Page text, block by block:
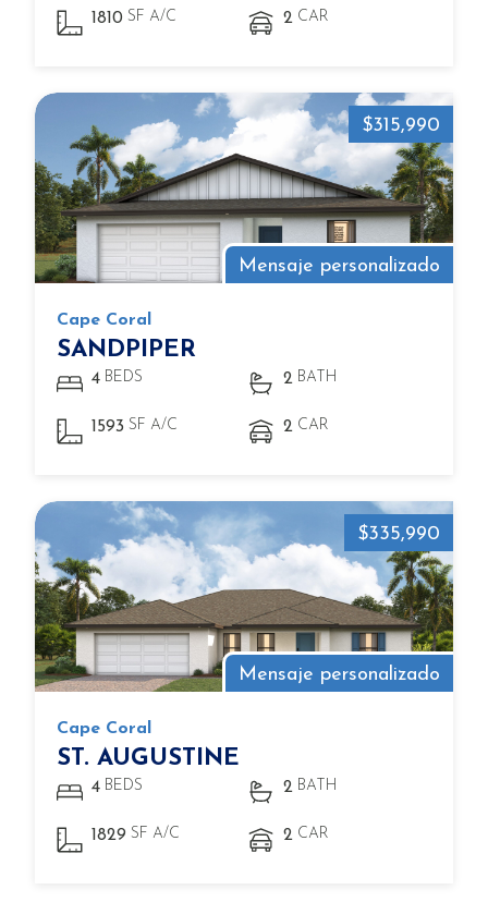
1810 SF A/C 2 CAR
Mensaje personalizado
$315,990
Cape Coral
SANDPIPER
4 BEDS 2 BATH
1593 SF A/C 2 CAR
Mensaje personalizado
$335,990
Cape Coral
ST. AUGUSTINE
4 BEDS 2 BATH
1829 SF A/C 2 CAR